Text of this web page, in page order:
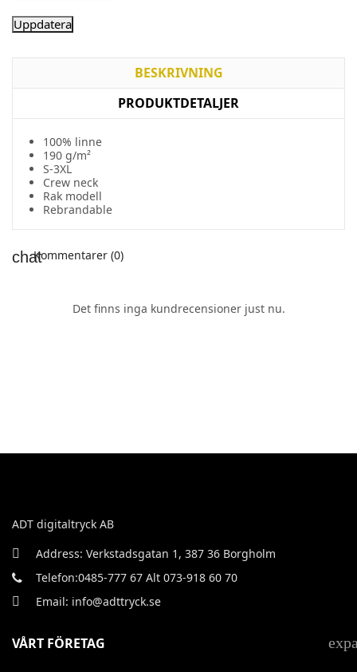
BESKRIVNING
PRODUKTDETALJER
100% linne
190 g/m²
S-3XL
Crew neck
Rak modell
Rebrandable
Kommentarer (0)
Det finns inga kundrecensioner just nu.
ADT digitaltryck AB
Address: Verkstadsgatan 1, 387 36 Borgholm
Telefon:0485-777 67 Alt 073-918 60 70
Email: info@adttryck.se
VÅRT FÖRETAG